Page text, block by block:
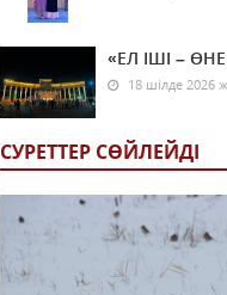
«ЕЛ ІШІ –
18 шілде 2026
СУРЕТТЕР СӨЙЛЕЙДI